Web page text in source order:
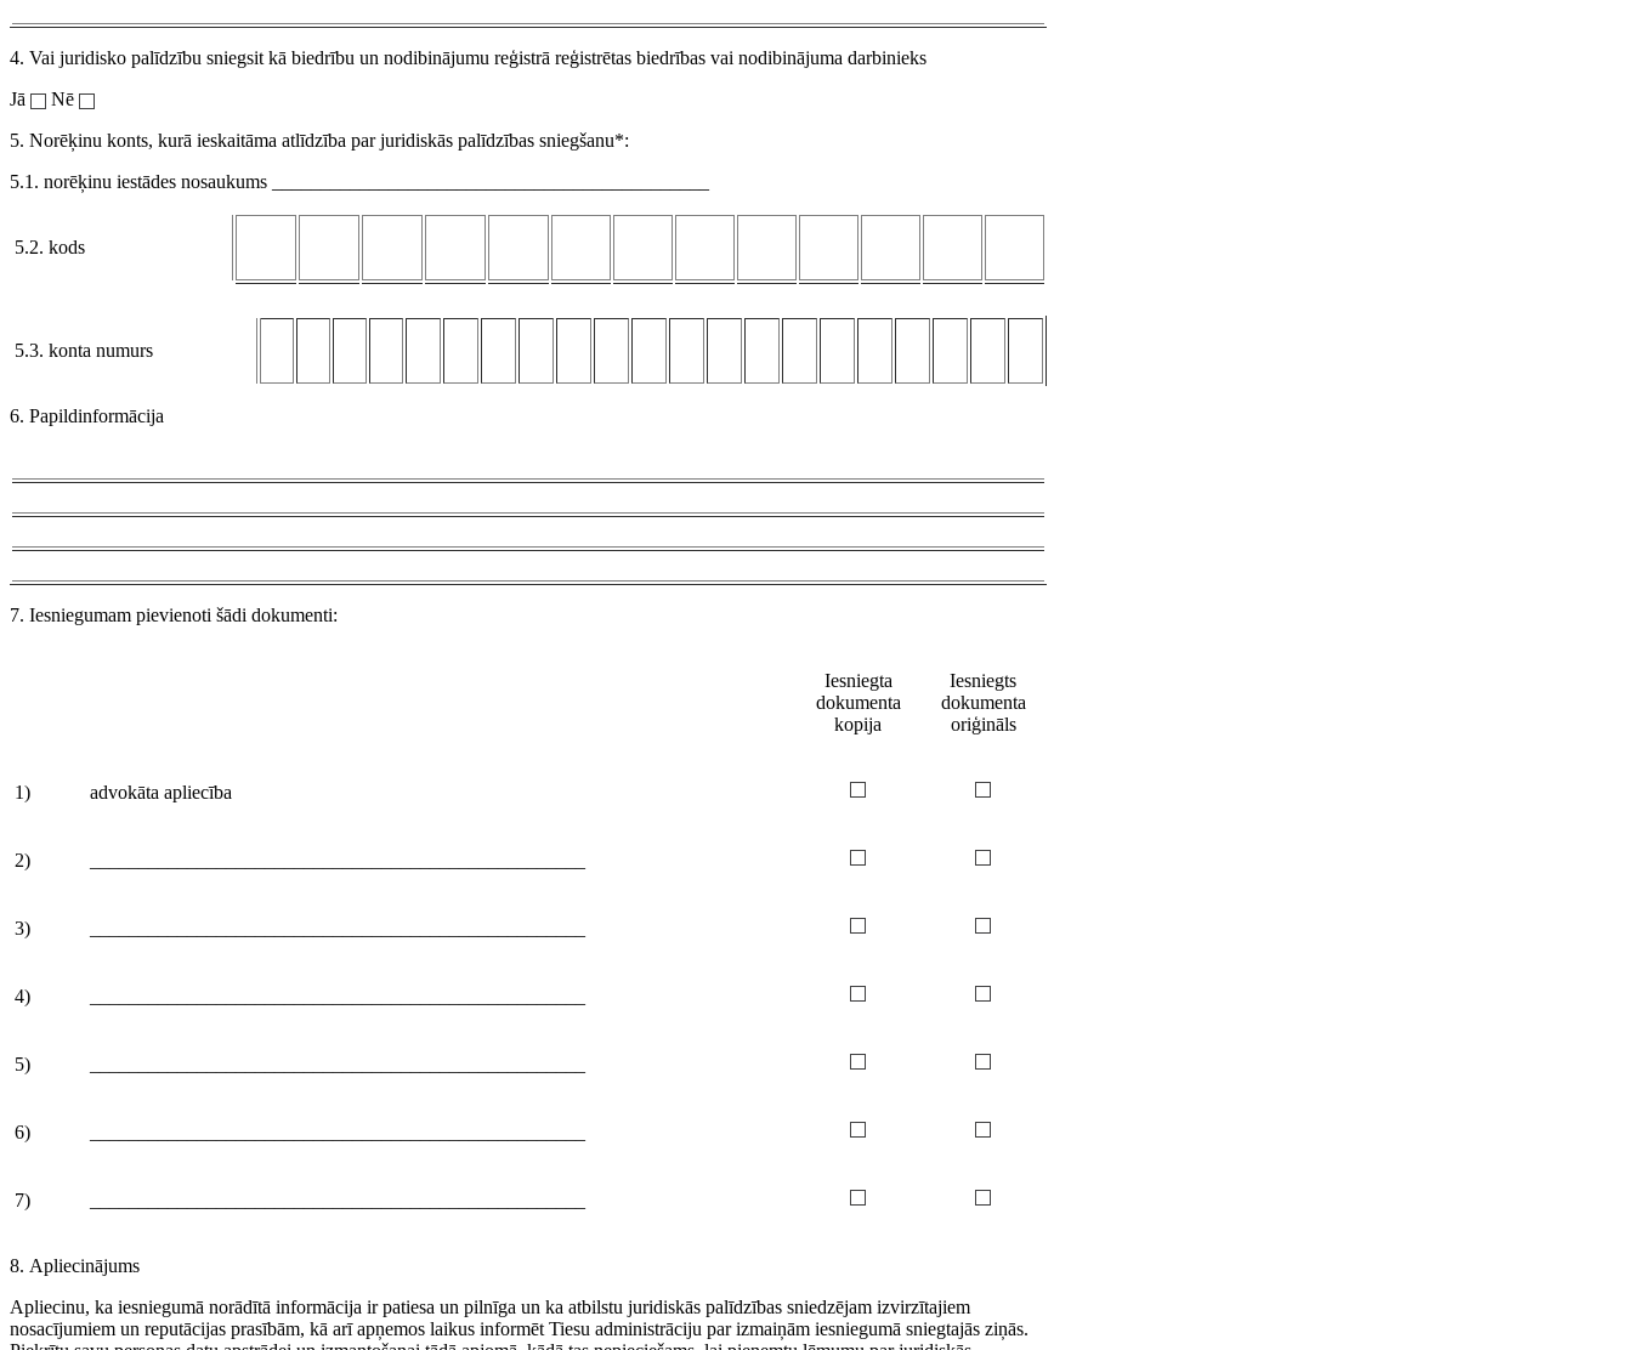
4. Vai juridisko palīdzību sniegsit kā biedrību un nodibinājumu reģistrā reģistrētas biedrības vai nodibinājuma darbinieks
Jā
Nē
5. Norēķinu konts, kurā ieskaitāma atlīdzība par juridiskās palīdzības sniegšanu*:
5.1. norēķinu iestādes nosaukums _____________________________________________
5.2. kods
5.3. konta numurs
6. Papildinformācija
7. Iesniegumam pievienoti šādi dokumenti:
Iesniegta
dokumenta
kopija
Iesniegts
dokumenta
oriģināls
1) advokāta apliecība
2)
3)
4)
5)
6)
7)
8. Apliecinājums
Apliecinu, ka iesniegumā norādītā informācija ir patiesa un pilnīga un ka atbilstu juridiskās palīdzības sniedzējam izvirzītajiem
nosacījumiem un reputācijas prasībām, kā arī apņemos laikus informēt Tiesu administrāciju par izmaiņām iesniegumā sniegtajās ziņās.